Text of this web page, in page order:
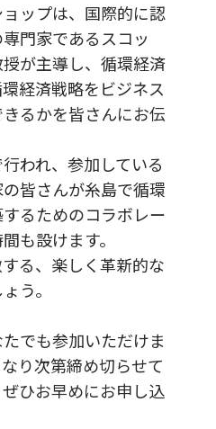
ップは、国際的に認
門家であるスコッ
が主導し、循環経済
経済戦略をビジネス
るかを皆さんにお伝
われ、参加している
皆さんが糸島で循環
るためのコラボレー
も設けます。
る、楽しく革新的な
う。
でも参加いただけま
り次第締め切らせて
ひお早めにお申し込